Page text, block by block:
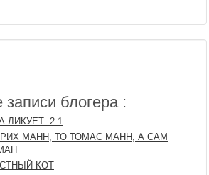
блогера :
ЛИКУЕТ: 2:1
МАНН, ТО ТОМАС МАНН, А САМ
КОТ